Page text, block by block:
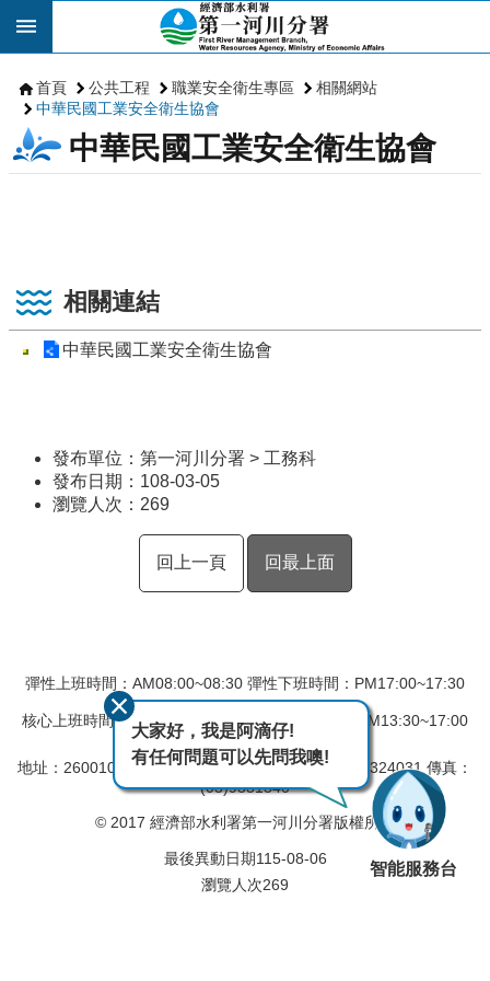
跳到主要內容區塊
首頁 公共工程 職業安全衛生專區
相關網站
中華民國工業安全衛生協會
中華民國工業安全衛生協會
相關連結
中華民國工業安全衛生協會
發布單位：第一河川分署 > 工務科
發布日期：108-03-05
瀏覽人次： 269
回上一頁 回最上面
彈性上班時間：AM08:00~08:30 彈性下班時間：PM17:00~17:30
核心上班時間：星期一 ~ 星期五 AM08:30~12:30 PM13:30~17:00
地址：260010 宜蘭市民權新路6號
電話：(03)9324031 傳真：
(03)9331340
© 2017 經濟部水利署第一河川分署版權所有
最後異動日期115-08-06
瀏覽人次269
大家好，我是阿滴仔!
有任何問題可以先問我噢!
智能服務台